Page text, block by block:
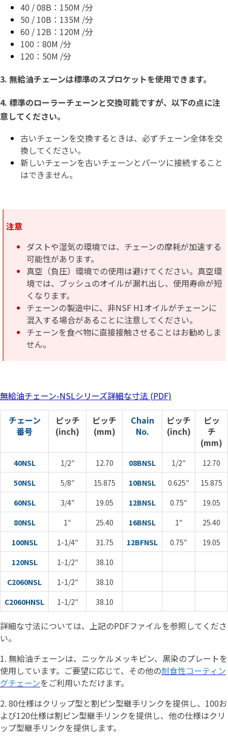
40 / 08B：150M /分
50 / 10B：135M /分
60 / 12B：120M /分
100：80M /分
120：50M /分
3. 無給油チェーンは標準のスプロケットを使用できます。
4. 標準のローラーチェーンと交換可能ですが、以下の点に注
意してください。
古いチェーンを交換するときは、必ずチェーン全体を交
換してください。
新しいチェーンを古いチェーンとパーツに接続すること
はできません。
注意
ダストや湿気の環境では、チェーンの摩耗が加速する
可能性があります。
真空（負圧）環境での使用は避けてください。真空環
境では、ブッシュのオイルが漏れ出し、使用寿命が短
くなります。
チェーンの製造中に、非NSF H1オイルがチェーンに
混入する場合があることに注意してください。
チェーンを食べ物に直接接触させることはお勧めしま
せん。
無給油チェーン-NSLシリーズ詳細な寸法 (PDF)
チェーン
番号
ピッチ
(inch)
ピッチ
(mm)
Chain
No.
ピッチ
(inch)
ピッ
チ
(mm)
40NSL 1/2″ 12.70 08BNSL 1/2″
12.70
50NSL
5/8″ 15.875 10BNSL 0.625″
15.875
60NSL
3/4″ 19.05 12BNSL 0.75″
19.05
80NSL
1″ 25.40 16BNSL 1″
25.40
100NSL
1-1/4″ 31.75 12BFNSL 0.75″
19.05
120NSL
1-1/2″
38.10
C2060NSL
1-1/2″
38.10
C2060HNSL
1-1/2″ 38.10
詳細な寸法については、上記のPDFファイルを参照してくださ
い。
1. 無給油チェーンは、ニッケルメッキピン、黒染のプレートを
使用しています。ご要望に応じて、その他の耐食性コーティン
グチェーンをご利用いただけます。
2. 80仕様はクリップ型と割ピン型継手リンクを提供し、100お
よび120仕様は割ピン型継手リンクを提供し、他の仕様はクリ
ップ型継手リンクを提供します。